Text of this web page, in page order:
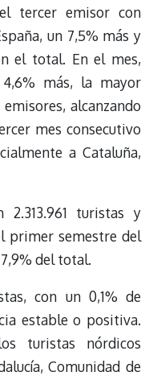
tercer emisor con
un 7,5% más y
el total. En el mes,
más, la mayor
alcanzando
mes consecutivo
a Cataluña,
2.313.961 turistas y
primer semestre del
del total.
con un 0,1% de
estable o positiva.
turistas nórdicos
Comunidad de